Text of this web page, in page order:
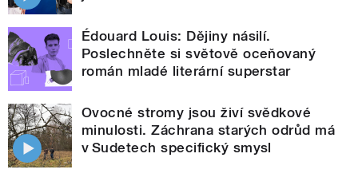
Édouard Louis: Dějiny násilí.
Poslechněte si světově oceňovaný
román mladé literární superstar
Ovocné stromy jsou živí svědkové
minulosti. Záchrana starých odrůd má
v Sudetech specifický smysl